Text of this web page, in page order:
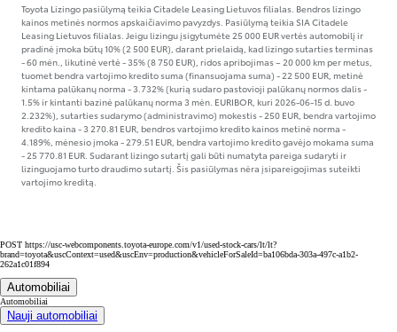
Toyota Lizingo pasiūlymą teikia Citadele Leasing Lietuvos filialas. Bendros lizingo
kainos metinės normos apskaičiavimo pavyzdys. Pasiūlymą teikia SIA Citadele
Leasing Lietuvos filialas. Jeigu lizingu įsigytumėte 25 000 EUR vertės automobilį ir
pradinė įmoka būtų 10% (2 500 EUR), darant prielaidą, kad lizingo sutarties terminas
- 60 mėn., likutinė vertė - 35% (8 750 EUR), ridos apribojimas – 20 000 km per metus,
tuomet bendra vartojimo kredito suma (finansuojama suma) - 22 500 EUR, metinė
kintama palūkanų norma - 3.732% (kurią sudaro pastovioji palūkanų normos dalis -
1.5% ir kintanti bazinė palūkanų norma 3 mėn. EURIBOR, kuri 2026-06-15 d. buvo
2.232%), sutarties sudarymo (administravimo) mokestis - 250 EUR, bendra vartojimo
kredito kaina - 3 270.81 EUR, bendros vartojimo kredito kainos metinė norma -
4.189%, mėnesio įmoka - 279.51 EUR, bendra vartojimo kredito gavėjo mokama suma
- 25 770.81 EUR. Sudarant lizingo sutartį gali būti numatyta pareiga sudaryti ir
lizinguojamo turto draudimo sutartį. Šis pasiūlymas nėra įsipareigojimas suteikti
vartojimo kreditą.
POST https://usc-webcomponents.toyota-europe.com/v1/used-stock-cars/lt/lt?
brand=toyota&uscContext=used&uscEnv=production&vehicleForSaleId=ba106bda-303a-497c-a1b2-
262a1c01f894
Automobiliai
Automobiliai
Nauji automobiliai